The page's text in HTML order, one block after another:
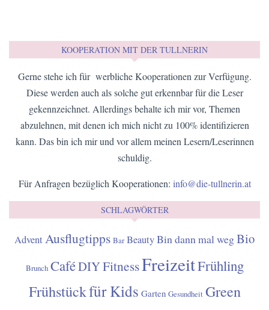
KOOPERATION MIT DER TULLNERIN
Gerne stehe ich für werbliche Kooperationen zur Verfügung.
Diese werden auch als solche gut erkennbar für die Leser
gekennzeichnet. Allerdings behalte ich mir vor, Themen
abzulehnen, mit denen ich mich nicht zu 100% identifizieren
kann. Das bin ich mir und vor allem meinen Lesern/Leserinnen
schuldig.
Für Anfragen bezüglich Kooperationen: info@die-tullnerin.at
SCHLAGWÖRTER
AdventAusflugtipps Bar BeautyBin dann mal wegBio
Brunch CaféDIYFitnessFreizeitFrühling
Frühstückfür Kids Garten Gesundheit Green